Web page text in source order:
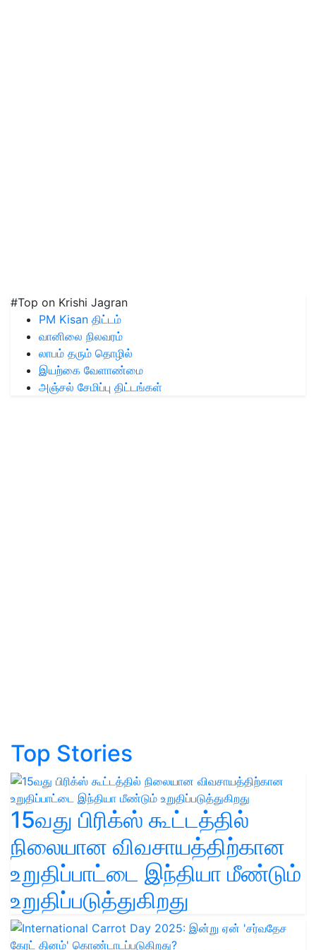
#Top on Krishi Jagran
PM Kisan திட்டம்
வானிலை நிலவரம்
லாபம் தரும் தொழில்
இயற்கை வேளாண்மை
அஞ்சல் சேமிப்பு திட்டங்கள்
Top Stories
15வது பிரிக்ஸ் கூட்டத்தில்
நிலையான விவசாயத்திற்கான
உறுதிப்பாட்டை இந்தியா மீண்டும்
உறுதிப்படுத்துகிறது